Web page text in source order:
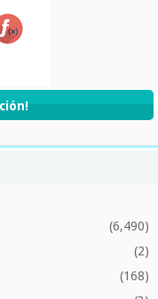
(6,490)
(2)
(168)